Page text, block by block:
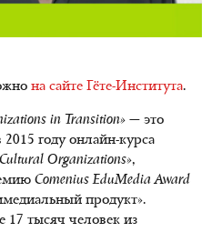
на сайте Гёте-Института.
in Transition» — это
году онлайн-курса
Organizations»,
Comenius EduMedia Award
продукт».
17 тысяч человек из